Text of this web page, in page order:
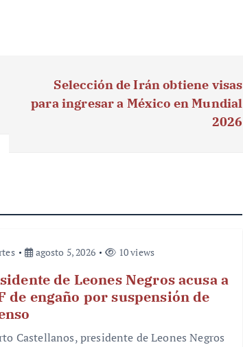
Selección de Irán obtiene visas
para ingresar a México en Mundial
2026
agosto 5, 2026 10 views
de Leones Negros acusa a
de engaño por suspensión de
Castellanos, presidente de Leones Negros